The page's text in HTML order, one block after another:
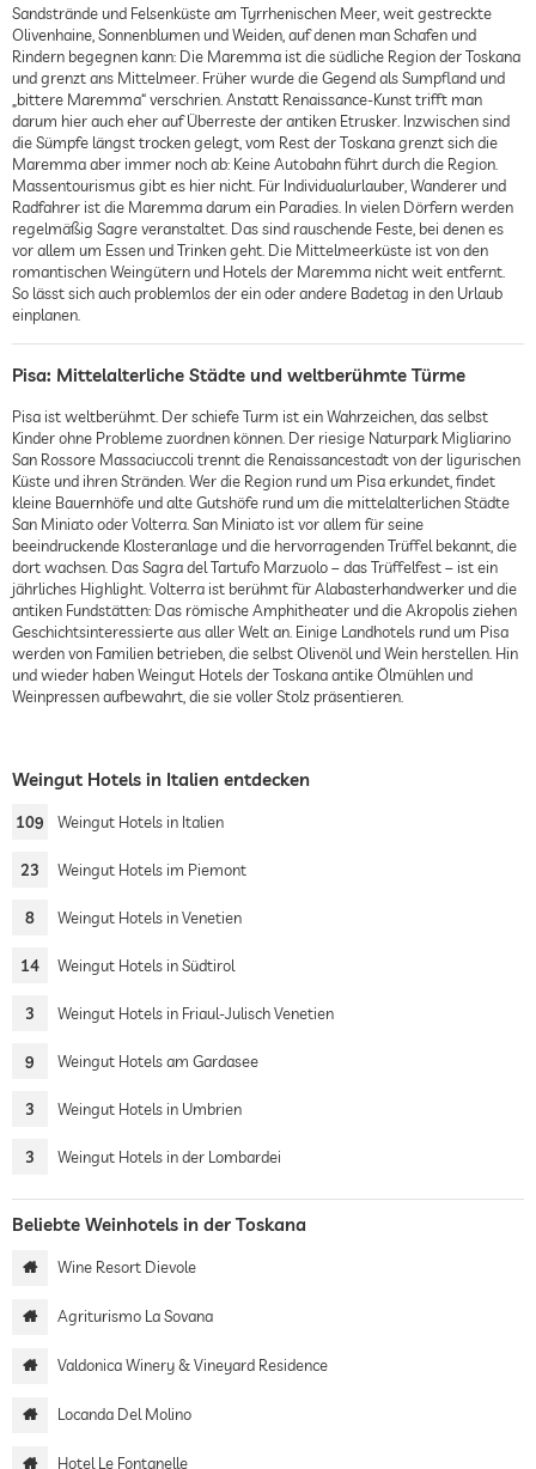
Sandstrände und Felsenküste am Tyrrhenischen Meer, weit gestreckte
Olivenhaine, Sonnenblumen und Weiden, auf denen man Schafen und
Rindern begegnen kann: Die Maremma ist die südliche Region der Toskana
und grenzt ans Mittelmeer. Früher wurde die Gegend als Sumpfland und
„bittere Maremma“ verschrien. Anstatt Renaissance-Kunst trifft man
darum hier auch eher auf Überreste der antiken Etrusker. Inzwischen sind
die Sümpfe längst trocken gelegt, vom Rest der Toskana grenzt sich die
Maremma aber immer noch ab: Keine Autobahn führt durch die Region.
Massentourismus gibt es hier nicht. Für Individualurlauber, Wanderer und
Radfahrer ist die Maremma darum ein Paradies. In vielen Dörfern werden
regelmäßig Sagre veranstaltet. Das sind rauschende Feste, bei denen es
vor allem um Essen und Trinken geht. Die Mittelmeerküste ist von den
romantischen Weingütern und Hotels der Maremma nicht weit entfernt.
So lässt sich auch problemlos der ein oder andere Badetag in den Urlaub
einplanen.
Pisa: Mittelalterliche Städte und weltberühmte Türme
Pisa ist weltberühmt. Der schiefe Turm ist ein Wahrzeichen, das selbst
Kinder ohne Probleme zuordnen können. Der riesige Naturpark Migliarino
San Rossore Massaciuccoli trennt die Renaissancestadt von der ligurischen
Küste und ihren Stränden. Wer die Region rund um Pisa erkundet, findet
kleine Bauernhöfe und alte Gutshöfe rund um die mittelalterlichen Städte
San Miniato oder Volterra. San Miniato ist vor allem für seine
beeindruckende Klosteranlage und die hervorragenden Trüffel bekannt, die
dort wachsen. Das Sagra del Tartufo Marzuolo – das Trüffelfest – ist ein
jährliches Highlight. Volterra ist berühmt für Alabasterhandwerker und die
antiken Fundstätten: Das römische Amphitheater und die Akropolis ziehen
Geschichtsinteressierte aus aller Welt an. Einige Landhotels rund um Pisa
werden von Familien betrieben, die selbst Olivenöl und Wein herstellen. Hin
und wieder haben Weingut Hotels der Toskana antike Ölmühlen und
Weinpressen aufbewahrt, die sie voller Stolz präsentieren.
Weingut Hotels in Italien entdecken
109 Weingut Hotels in Italien
23 Weingut Hotels im Piemont
8 Weingut Hotels in Venetien
14 Weingut Hotels in Südtirol
3 Weingut Hotels in Friaul-Julisch Venetien
9 Weingut Hotels am Gardasee
3 Weingut Hotels in Umbrien
3 Weingut Hotels in der Lombardei
Beliebte Weinhotels in der Toskana
Wine Resort Dievole
Agriturismo La Sovana
Valdonica Winery & Vineyard Residence
Locanda Del Molino
Hotel Le Fontanelle